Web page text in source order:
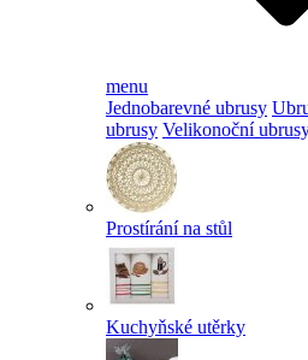
menu
Jednobarevné ubrusy
ubrusy Velikonoční
Prostírání na stůl
Kuchyňské utěrky